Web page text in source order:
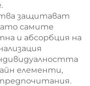
защитават
самите
и абсорбция на
елементи,